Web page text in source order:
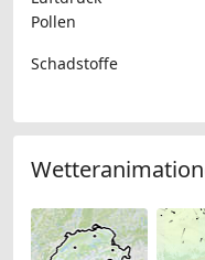
Pollen
Schadstoffe